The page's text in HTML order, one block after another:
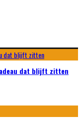
dat blijft zitten